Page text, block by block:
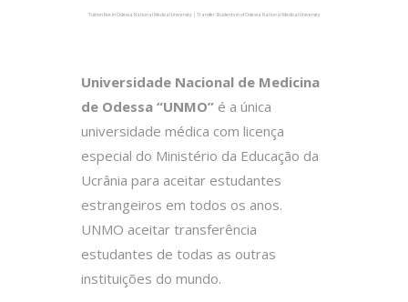
Tuition Fee in Odessa National Medical University | Transfer Students in of Odessa National Medical University
Universidade Nacional de Medicina
de Odessa “UNMO” é a única
universidade médica com licença
especial do Ministério da Educação da
Ucrânia para aceitar estudantes
estrangeiros em todos os anos.
UNMO aceitar transferência
estudantes de todas as outras
instituições do mundo.